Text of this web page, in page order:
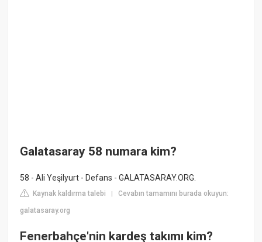
Galatasaray 58 numara kim?
58 - Ali Yeşilyurt - Defans - GALATASARAY.ORG.
Kaynak kaldırma talebi |Cevabın tamamını burada okuyun:
galatasaray.org
Fenerbahçe'nin kardeş takımı kim?